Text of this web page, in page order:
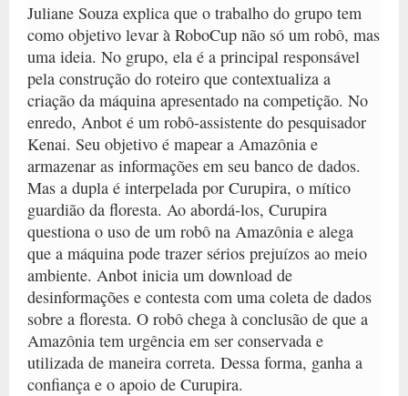
Juliane Souza explica que o trabalho do grupo tem
como objetivo levar à RoboCup não só um robô, mas
uma ideia. No grupo, ela é a principal responsável
pela construção do roteiro que contextualiza a
criação da máquina apresentado na competição. No
enredo, Anbot é um robô-assistente do pesquisador
Kenai. Seu objetivo é mapear a Amazônia e
armazenar as informações em seu banco de dados.
Mas a dupla é interpelada por Curupira, o mítico
guardião da floresta. Ao abordá-los, Curupira
questiona o uso de um robô na Amazônia e alega
que a máquina pode trazer sérios prejuízos ao meio
ambiente. Anbot inicia um download de
desinformações e contesta com uma coleta de dados
sobre a floresta. O robô chega à conclusão de que a
Amazônia tem urgência em ser conservada e
utilizada de maneira correta. Dessa forma, ganha a
confiança e o apoio de Curupira.